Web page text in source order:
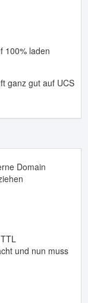
100% laden
ganz gut auf UCS
Domain
und nun muss